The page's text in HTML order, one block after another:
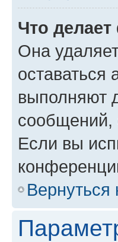
Что
Она
оставаться
выполняют
сообщений,
Если вы
Вернуться